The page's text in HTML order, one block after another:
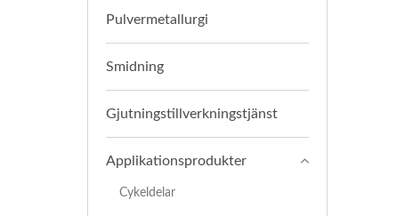
Pulvermetallurgi
Smidning
Gjutningstillverkningstjänst
Applikationsprodukter
Cykeldelar